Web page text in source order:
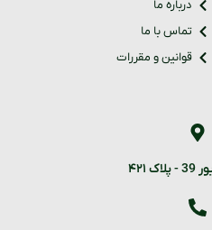
درباره ما
تماس با ما
قوانین و مقررات